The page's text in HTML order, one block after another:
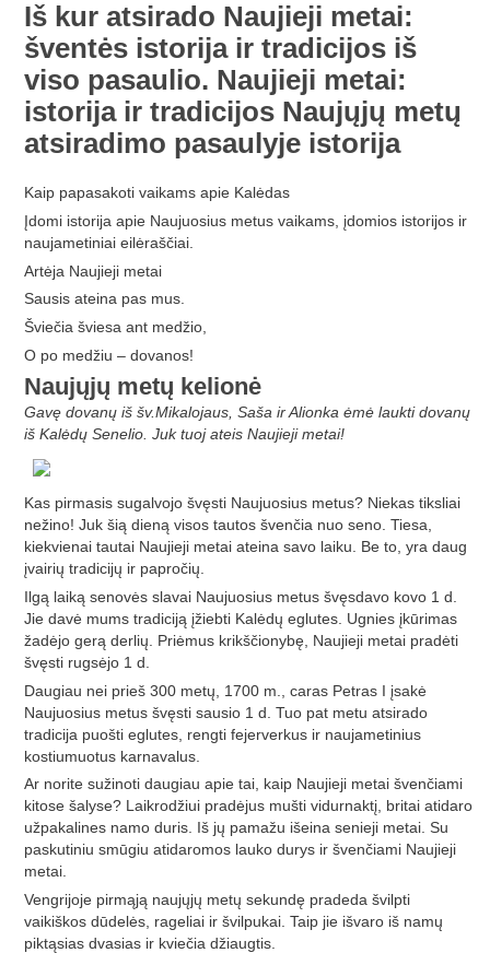
Iš kur atsirado Naujieji metai:
šventės istorija ir tradicijos iš
viso pasaulio. Naujieji metai:
istorija ir tradicijos Naujųjų metų
atsiradimo pasaulyje istorija
Kaip papasakoti vaikams apie Kalėdas
Įdomi istorija apie Naujuosius metus vaikams, įdomios istorijos ir
naujametiniai eilėraščiai.
Artėja Naujieji metai
Sausis ateina pas mus.
Šviečia šviesa ant medžio,
O po medžiu – dovanos!
Naujųjų metų kelionė
Gavę dovanų iš šv.Mikalojaus, Saša ir Alionka ėmė laukti dovanų
iš Kalėdų Senelio. Juk tuoj ateis Naujieji metai!
Kas pirmasis sugalvojo švęsti Naujuosius metus? Niekas tiksliai
nežino! Juk šią dieną visos tautos švenčia nuo seno. Tiesa,
kiekvienai tautai Naujieji metai ateina savo laiku. Be to, yra daug
įvairių tradicijų ir papročių.
Ilgą laiką senovės slavai Naujuosius metus švęsdavo kovo 1 d.
Jie davė mums tradiciją įžiebti Kalėdų eglutes. Ugnies įkūrimas
žadėjo gerą derlių. Priėmus krikščionybę, Naujieji metai pradėti
švęsti rugsėjo 1 d.
Daugiau nei prieš 300 metų, 1700 m., caras Petras I įsakė
Naujuosius metus švęsti sausio 1 d. Tuo pat metu atsirado
tradicija puošti eglutes, rengti fejerverkus ir naujametinius
kostiumuotus karnavalus.
Ar norite sužinoti daugiau apie tai, kaip Naujieji metai švenčiami
kitose šalyse? Laikrodžiui pradėjus mušti vidurnaktį, britai atidaro
užpakalines namo duris. Iš jų pamažu išeina senieji metai. Su
paskutiniu smūgiu atidaromos lauko durys ir švenčiami Naujieji
metai.
Vengrijoje pirmąją naujųjų metų sekundę pradeda švilpti
vaikiškos dūdelės, rageliai ir švilpukai. Taip jie išvaro iš namų
piktąsias dvasias ir kviečia džiaugtis.